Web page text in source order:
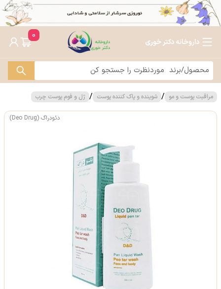
داروخانه دکتر خوری
0
مراقبت پوست و مو / شوینده و پاک کننده پوست / ژل و فوم پوست چرب
دئودراگ (Deo Drug)